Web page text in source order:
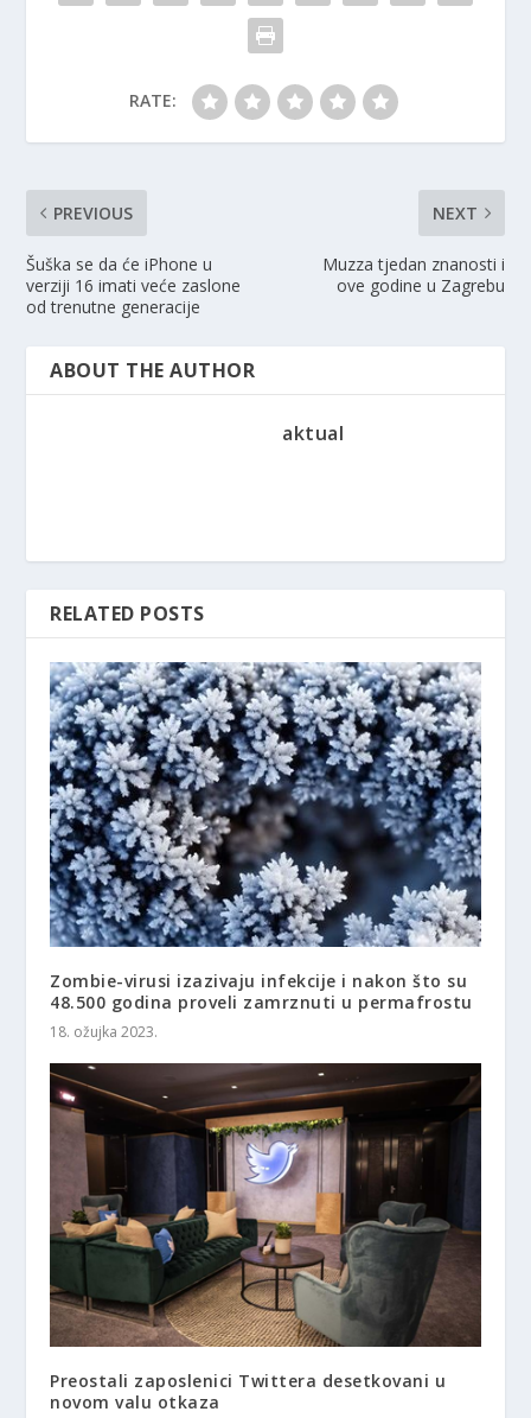
RATE:
PREVIOUS
Šuška se da će iPhone u
verziji 16 imati veće zaslone
od trenutne generacije
NEXT
Muzza tjedan znanosti i
ove godine u Zagrebu
ABOUT THE AUTHOR
aktual
RELATED POSTS
Zombie-virusi izazivaju infekcije i nakon što su
48.500 godina proveli zamrznuti u permafrostu
18. ožujka 2023.
Preostali zaposlenici Twittera desetkovani u
novom valu otkaza